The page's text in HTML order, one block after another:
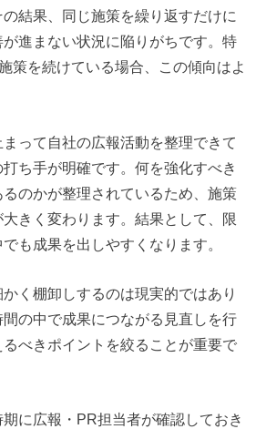
結果、同じ施策を繰り返すだけに
進まない状況に陥りがちです。特
策を続けている場合、この傾向はよ
って自社の広報活動を整理できて
ち手が明確です。何を強化すべき
のかが整理されているため、施策
きく変わります。結果として、限
も成果を出しやすくなります。
く棚卸しするのは現実的ではあり
の中で成果につながる見直しを行
べきポイントを絞ることが重要で
に広報・PR担当者が確認しておき